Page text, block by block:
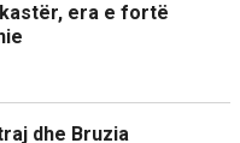
era e fortë
dhe Bruzia